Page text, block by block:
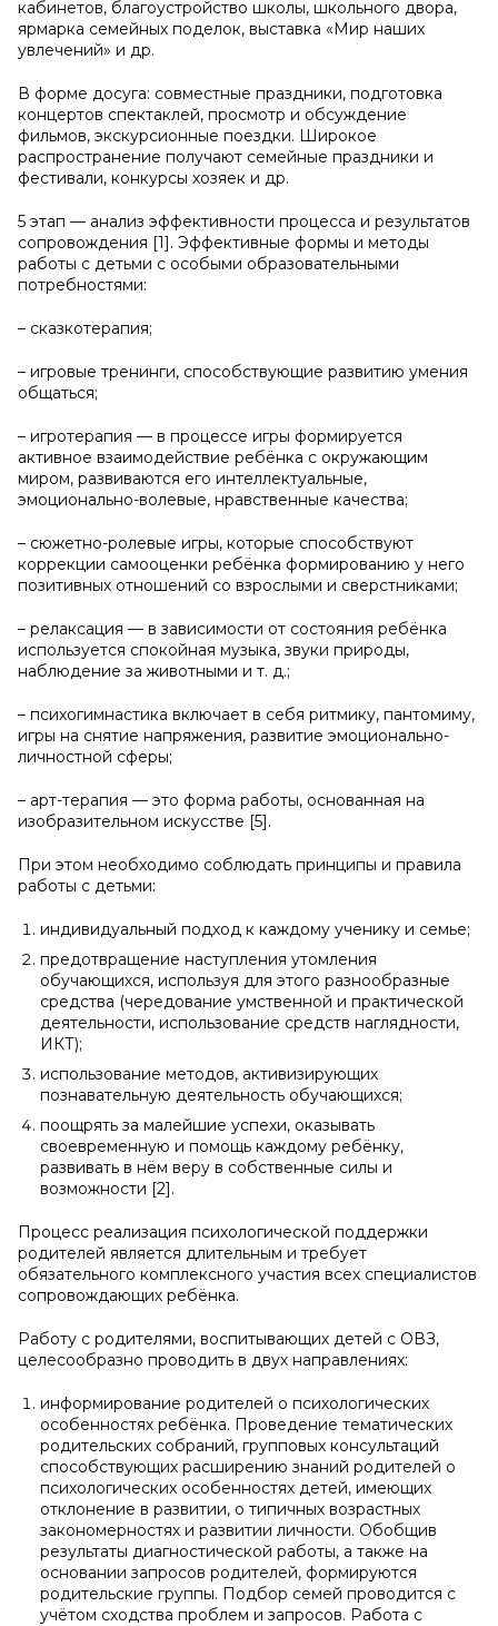
кабинетов, благоустройство школы, школьного двора,
ярмарка семейных поделок, выставка «Мир наших
увлечений» и др.
В форме досуга: совместные праздники, подготовка
концертов спектаклей, просмотр и обсуждение
фильмов, экскурсионные поездки. Широкое
распространение получают семейные праздники и
фестивали, конкурсы хозяек и др.
5 этап — анализ эффективности процесса и результатов
сопровождения [1]. Эффективные формы и методы
работы с детьми с особыми образовательными
потребностями:
– сказкотерапия;
– игровые тренинги, способствующие развитию умения
общаться;
– игротерапия — в процессе игры формируется
активное взаимодействие ребёнка с окружающим
миром, развиваются его интеллектуальные,
эмоционально-волевые, нравственные качества;
– сюжетно-ролевые игры, которые способствуют
коррекции самооценки ребёнка формированию у него
позитивных отношений со взрослыми и сверстниками;
– релаксация — в зависимости от состояния ребёнка
используется спокойная музыка, звуки природы,
наблюдение за животными и т. д.;
– психогимнастика включает в себя ритмику, пантомиму,
игры на снятие напряжения, развитие эмоционально-
личностной сферы;
– арт-терапия — это форма работы, основанная на
изобразительном искусстве [5].
При этом необходимо соблюдать принципы и правила
работы с детьми:
индивидуальный подход к каждому ученику и семье;
предотвращение наступления утомления
обучающихся, используя для этого разнообразные
средства (чередование умственной и практической
деятельности, использование средств наглядности,
ИКТ);
использование методов, активизирующих
познавательную деятельность обучающихся;
поощрять за малейшие успехи, оказывать
своевременную и помощь каждому ребёнку,
развивать в нём веру в собственные силы и
возможности [2].
Процесс реализация психологической поддержки
родителей является длительным и требует
обязательного комплексного участия всех специалистов
сопровождающих ребёнка.
Работу с родителями, воспитывающих детей с ОВЗ,
целесообразно проводить в двух направлениях:
информирование родителей о психологических
особенностях ребёнка. Проведение тематических
родительских собраний, групповых консультаций
способствующих расширению знаний родителей о
психологических особенностях детей, имеющих
отклонение в развитии, о типичных возрастных
закономерностях и развитии личности. Обобщив
результаты диагностической работы, а также на
основании запросов родителей, формируются
родительские группы. Подбор семей проводится с
учётом сходства проблем и запросов. Работа с